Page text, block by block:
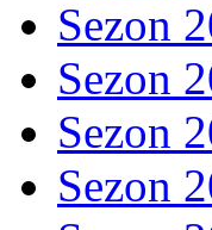
Sezon
Sezon
Sezon
Sezon